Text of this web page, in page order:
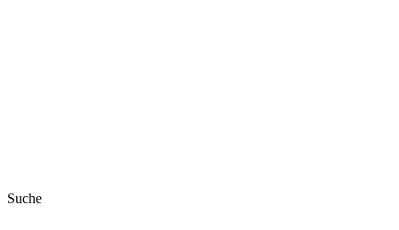
Suche